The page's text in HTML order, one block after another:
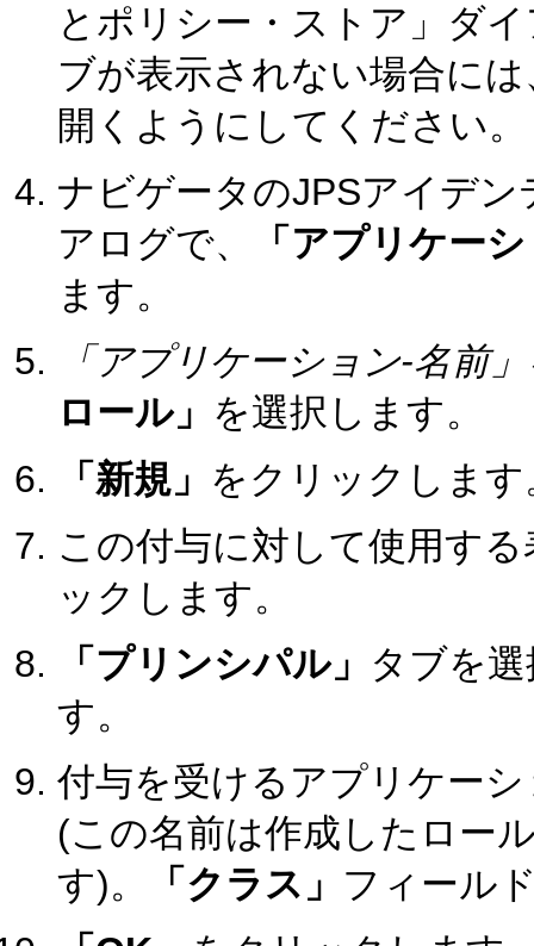
とポリシー・ストア」ダ
ブが表示されない場合には
開くようにしてください。
ナビゲータのJPSアイデ
アログで、
「アプリケー
ます。
「アプリケーション-名前」
ロール」 を選択します。
「新規」 をクリックします
この付与に対して使用す
ックします。
「プリンシパル」 タブを
す。
付与を受けるアプリケー
(この名前は作成したロー
す)。
「クラス」 フィール